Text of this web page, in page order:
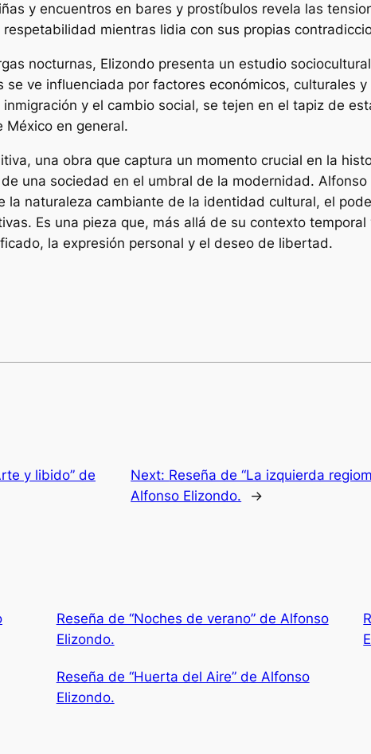
y encuentros en bares y prostíbulos revela las
mientras lidia con sus propias
nocturnas, Elizondo presenta un estudio
ve influenciada por factores económicos, culturales
y el cambio social, se tejen en el tapiz de
en general.
una obra que captura un momento crucial en la
una sociedad en el umbral de la modernidad.
la naturaleza cambiante de la identidad cultural, el
Es una pieza que, más allá de su contexto
la expresión personal y el deseo de libertad.
y libido” de
Next: Reseña de “La izquierda
Alfonso Elizondo.
→
Reseña de “Noches de verano” de Alfonso
Elizondo.
Reseña de “Huerta del Aire” de Alfonso
Elizondo.